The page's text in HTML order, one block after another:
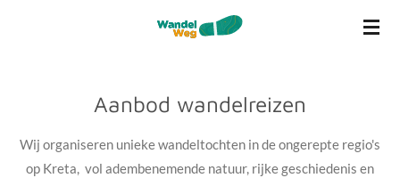
Aanbod wandelreizen
Wij organiseren unieke wandeltochten in de ongerepte regio's
op Kreta, vol adembenemende natuur, rijke geschiedenis en